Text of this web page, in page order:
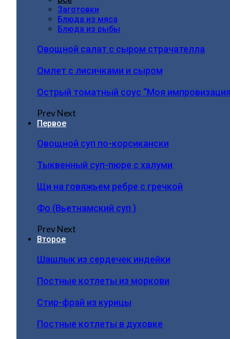
Заготовки
Блюда из мяса
Блюда из рыбы
Овощной салат с сыром страчателла
Омлет с лисичками и сыром
Острый томатный соус “Моя
PrevNext
Первое
Овощной суп по-корсикански
Тыквенный суп-пюре с халуми
Щи на говяжьем ребре с гречкой
Фо (Вьетнамский суп )
PrevNext
Второе
Шашлык из сердечек индейки
Постные котлеты из моркови
Стир-фрай из курицы
Постные котлеты в духовке